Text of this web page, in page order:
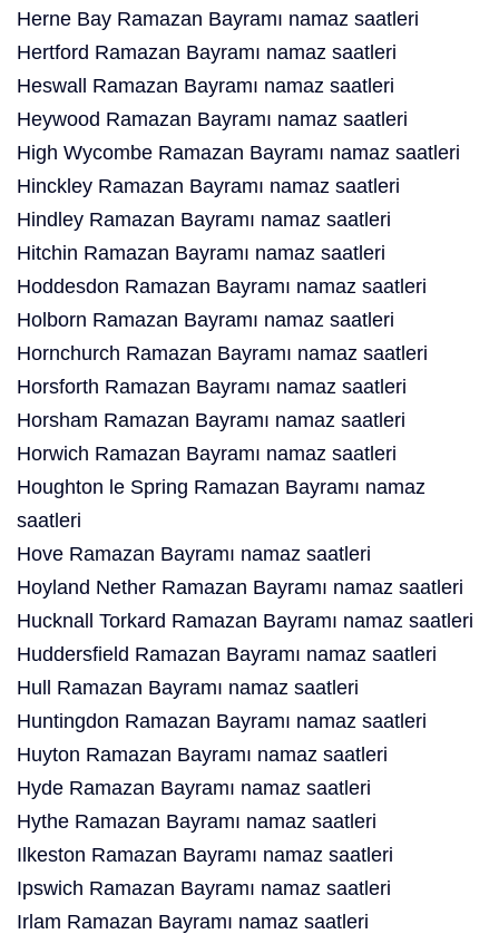
Herne Bay Ramazan Bayramı namaz saatleri
Hertford Ramazan Bayramı namaz saatleri
Heswall Ramazan Bayramı namaz saatleri
Heywood Ramazan Bayramı namaz saatleri
High Wycombe Ramazan Bayramı namaz saatleri
Hinckley Ramazan Bayramı namaz saatleri
Hindley Ramazan Bayramı namaz saatleri
Hitchin Ramazan Bayramı namaz saatleri
Hoddesdon Ramazan Bayramı namaz saatleri
Holborn Ramazan Bayramı namaz saatleri
Hornchurch Ramazan Bayramı namaz saatleri
Horsforth Ramazan Bayramı namaz saatleri
Horsham Ramazan Bayramı namaz saatleri
Horwich Ramazan Bayramı namaz saatleri
Houghton le Spring Ramazan Bayramı namaz
saatleri
Hove Ramazan Bayramı namaz saatleri
Hoyland Nether Ramazan Bayramı namaz saatleri
Hucknall Torkard Ramazan Bayramı namaz saatleri
Huddersfield Ramazan Bayramı namaz saatleri
Hull Ramazan Bayramı namaz saatleri
Huntingdon Ramazan Bayramı namaz saatleri
Huyton Ramazan Bayramı namaz saatleri
Hyde Ramazan Bayramı namaz saatleri
Hythe Ramazan Bayramı namaz saatleri
Ilkeston Ramazan Bayramı namaz saatleri
Ipswich Ramazan Bayramı namaz saatleri
Irlam Ramazan Bayramı namaz saatleri